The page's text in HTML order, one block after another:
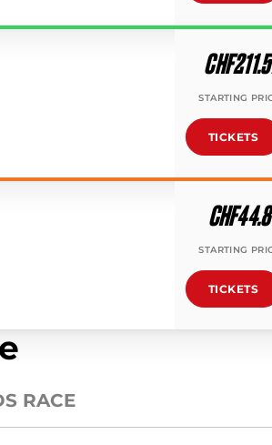
STARTING
TICKETS
STARTING
TICKETS
RACE